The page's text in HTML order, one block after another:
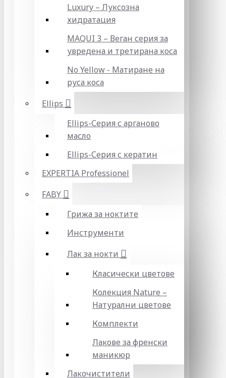
Luxury – Луксозна
хидратация
MAQUI 3 – Веган серия за
увредена и третирана коса
No Yellow - Матиране на
руса коса
Ellips
Ellips-Серия с арганово
масло
Ellips-Серия с кератин
EXPERTIA Professionel
FABY
Грижа за ноктите
Инструменти
Лак за нокти
Класически цветове
Колекция Nature –
Натурални цветове
Комплекти
Лакове за френски
маникюр
Лакочистители